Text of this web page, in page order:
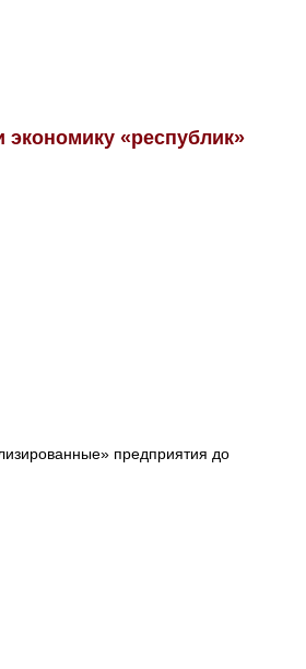
«республик»
предприятия до